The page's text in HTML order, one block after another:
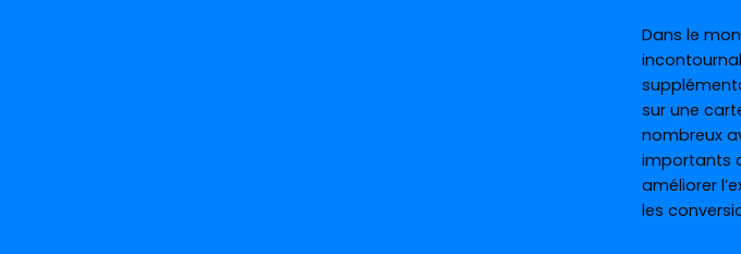
Dans le
sur une
nombreux
importants
améliorer
les